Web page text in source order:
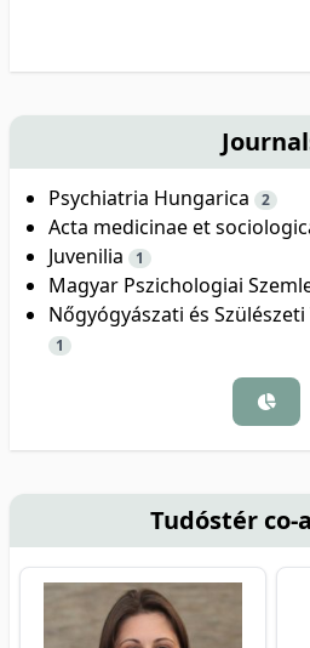
Psychiatria Hungarica 2
Acta medicinae et
Juvenilia 1
Magyar Pszichologiai
Nőgyógyászati és
1
Tudóstér co-